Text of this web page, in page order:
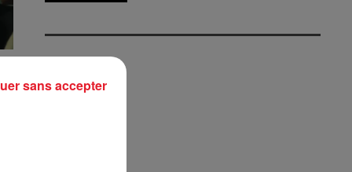
sans accepter